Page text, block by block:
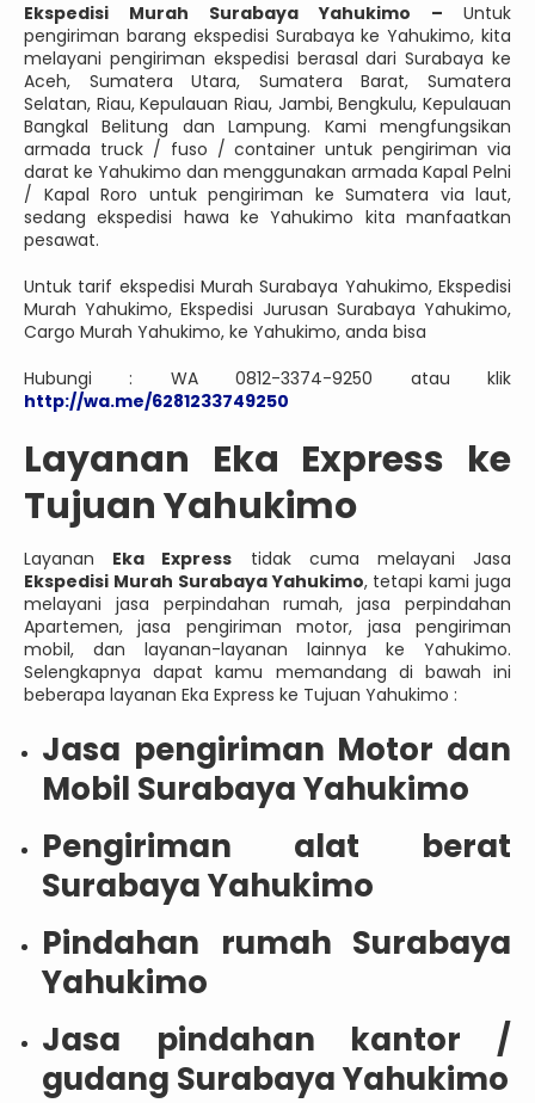
Ekspedisi Murah Surabaya Yahukimo – Untuk
pengiriman barang ekspedisi Surabaya ke Yahukimo, kita
melayani pengiriman ekspedisi berasal dari Surabaya ke
Aceh, Sumatera Utara, Sumatera Barat, Sumatera
Selatan, Riau, Kepulauan Riau, Jambi, Bengkulu, Kepulauan
Bangkal Belitung dan Lampung. Kami mengfungsikan
armada truck / fuso / container untuk pengiriman via
darat ke Yahukimo dan menggunakan armada Kapal Pelni
/ Kapal Roro untuk pengiriman ke Sumatera via laut,
sedang ekspedisi hawa ke Yahukimo kita manfaatkan
pesawat.
Untuk tarif ekspedisi Murah Surabaya Yahukimo, Ekspedisi
Murah Yahukimo, Ekspedisi Jurusan Surabaya Yahukimo,
Cargo Murah Yahukimo, ke Yahukimo, anda bisa
Hubungi : WA 0812-3374-9250 atau klik
http://wa.me/6281233749250
Layanan Eka Express ke
Tujuan Yahukimo
Layanan Eka Express tidak cuma melayani Jasa
Ekspedisi Murah Surabaya Yahukimo, tetapi kami juga
melayani jasa perpindahan rumah, jasa perpindahan
Apartemen, jasa pengiriman motor, jasa pengiriman
mobil, dan layanan-layanan lainnya ke Yahukimo.
Selengkapnya dapat kamu memandang di bawah ini
beberapa layanan Eka Express ke Tujuan Yahukimo :
Jasa pengiriman Motor dan
Mobil Surabaya Yahukimo
Pengiriman alat berat
Surabaya Yahukimo
Pindahan rumah Surabaya
Yahukimo
Jasa pindahan kantor /
gudang Surabaya Yahukimo